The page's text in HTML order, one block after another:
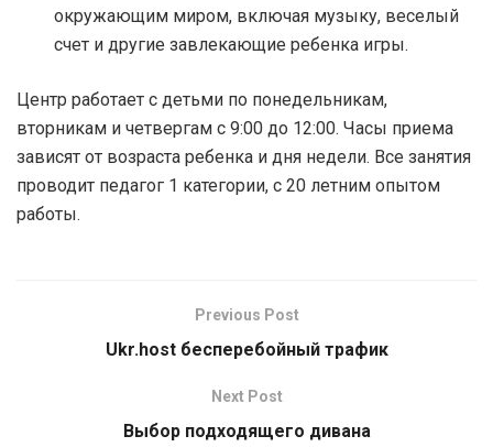
окружающим миром, включая музыку, веселый
счет и другие завлекающие ребенка игры.
Центр работает с детьми по понедельникам,
вторникам и четвергам с 9:00 до 12:00. Часы приема
зависят от возраста ребенка и дня недели. Все занятия
проводит педагог 1 категории, с 20 летним опытом
работы.
Previous Post
Ukr.host бесперебойный трафик
Next Post
Выбор подходящего дивана